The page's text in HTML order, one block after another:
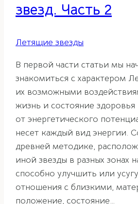
звезд. Часть 2
Летящие звезды
В первой части статьи мы
знакомиться с характером
их возможными
жизнь и состояние
от энергетического
несет каждый вид энергии.
древней методике,
иной звезды в разных зонах
способно улучшить или
отношения с близкими,
положение, состояние…